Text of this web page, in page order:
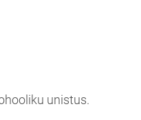
unistus.